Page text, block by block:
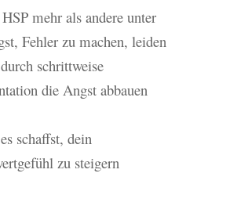
mehr als andere unter
Fehler zu machen, leiden
schrittweise
die Angst abbauen
schaffst, dein
zu steigern